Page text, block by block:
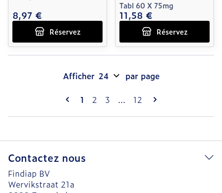
8,97 €
Réservez
Tabl 60 X 75mg
11,58 €
Réservez
Vous lisez actuellement la page
1 Page
2 Page
3 ... Page
12
Afficher par page
Contactez nous
Findiap BV
Wervikstraat 21a